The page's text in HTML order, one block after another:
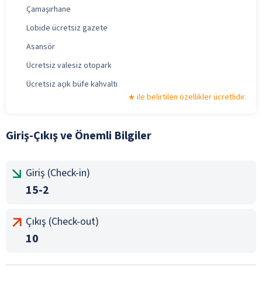
Çamaşırhane
Lobide ücretsiz gazete
Asansör
Ücretsiz valesiz otopark
Ücretsiz açık büfe kahvaltı
ile belirtilen özellikler ücretlidir.
Giriş-Çıkış ve Önemli Bilgiler
Giriş (Check-in)
15-2
Çıkış (Check-out)
10